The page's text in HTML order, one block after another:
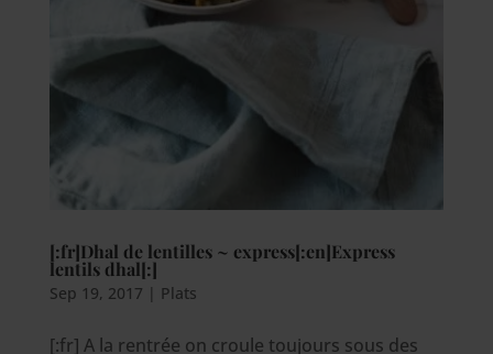
[:fr]Dhal de lentilles ~ express[:en]Express
lentils dhal[:]
Sep 19, 2017 | Plats
[:fr] A la rentrée on croule toujours sous des